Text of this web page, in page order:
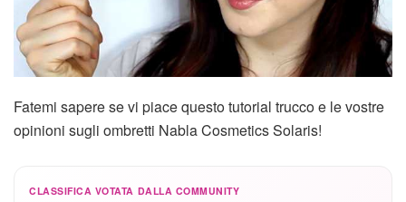
Fatemi sapere se vi piace questo tutorial trucco e le vostre
opinioni sugli ombretti Nabla Cosmetics Solaris!
CLASSIFICA VOTATA DALLA COMMUNITY